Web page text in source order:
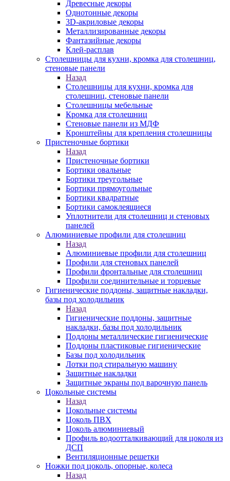
Древесные декоры
Однотонные декоры
3D-акриловые декоры
Металлизированные декоры
Фантазийные декоры
Клей-расплав
Столешницы для кухни, кромка для столешниц,
стеновые панели
Назад
Столешницы для кухни, кромка для
столешниц, стеновые панели
Столешницы мебельные
Кромка для столешниц
Стеновые панели из МДФ
Кронштейны для крепления столешницы
Пристеночные бортики
Назад
Пристеночные бортики
Бортики овальные
Бортики треугольные
Бортики прямоугольные
Бортики квадратные
Бортики самоклеящиеся
Уплотнители для столешниц и стеновых
панелей
Алюминиевые профили для столешниц
Назад
Алюминиевые профили для столешниц
Профили для стеновых панелей
Профили фронтальные для столешниц
Профили соединительные и торцевые
Гигиенические поддоны, защитные накладки,
базы под холодильник
Назад
Гигиенические поддоны, защитные
накладки, базы под холодильник
Поддоны металлические гигиенические
Поддоны пластиковые гигиенические
Базы под холодильник
Лотки под стиральную машину
Защитные накладки
Защитные экраны под варочную панель
Цокольные системы
Назад
Цокольные системы
Цоколь ПВХ
Цоколь алюминиевый
Профиль водоотталкивающий для цоколя из
ДСП
Вентиляционные решетки
Ножки под цоколь, опорные, колеса
Назад